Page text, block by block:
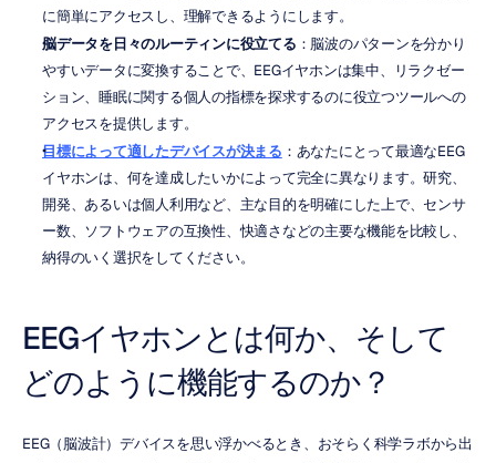
に簡単にアクセスし、理解できるようにします。
脳データを日々のルーティンに役立てる ：脳波のパターンを分かり
やすいデータに変換することで、EEGイヤホンは集中、リラクゼー
ション、睡眠に関する個人の指標を探求するのに役立つツールへの
アクセスを提供します。
目標によって適したデバイスが決まる ：あなたにとって最適なEEG
イヤホンは、何を達成したいかによって完全に異なります。研究、
開発、あるいは個人利用など、主な目的を明確にした上で、センサ
ー数、ソフトウェアの互換性、快適さなどの主要な機能を比較し、
納得のいく選択をしてください。
EEGイヤホンとは何か、そして
どのように機能するのか？
EEG（脳波計）デバイスを思い浮かべるとき、おそらく科学ラボから出